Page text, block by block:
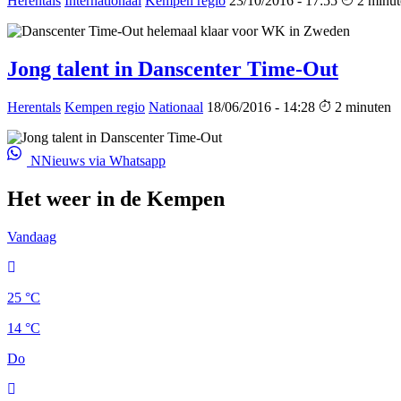
Jong talent in Danscenter Time-Out
Herentals Kempen regio Nationaal 18/06/2016 - 14:28 2 minuten
NNieuws via Whatsapp
Het weer in de Kempen
Vandaag
25 °C
14 °C
Do